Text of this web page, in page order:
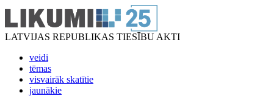
LATVIJAS REPUBLIKAS TIESĪBU AKTI
veidi
tēmas
visvairāk skatītie
jaunākie